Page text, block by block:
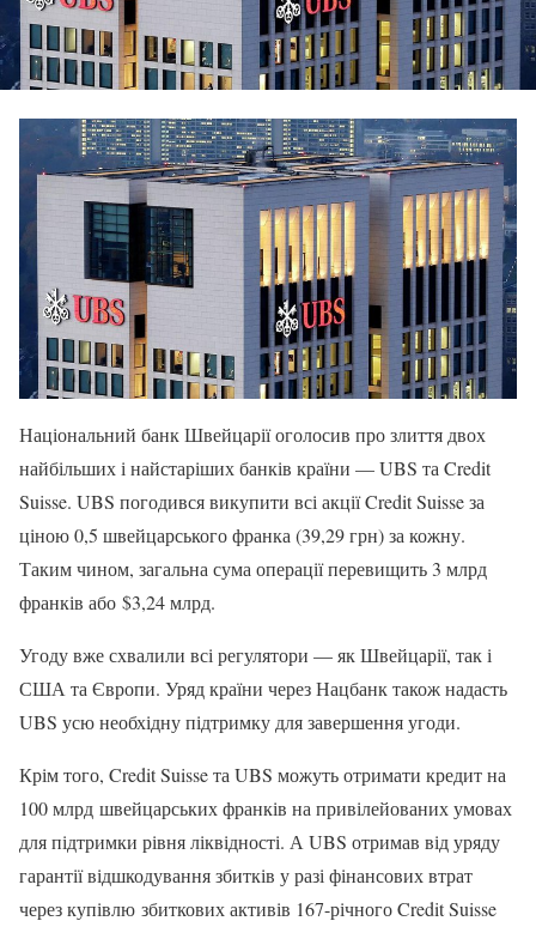
Національний банк Швейцарії оголосив про злиття двох
найбільших і найстаріших банків країни — UBS та Credit
Suisse. UBS погодився викупити всі акції Credit Suisse за
ціною 0,5 швейцарського франка (39,29 грн) за кожну.
Таким чином, загальна сума операції перевищить 3 млрд
франків або $3,24 млрд.
Угоду вже схвалили всі регулятори — як Швейцарії, так і
США та Європи. Уряд країни через Нацбанк також надасть
UBS усю необхідну підтримку для завершення угоди.
Крім того, Credit Suisse та UBS можуть отримати кредит на
100 млрд швейцарських франків на привілейованих умовах
для підтримки рівня ліквідності. А UBS отримав від уряду
гарантії відшкодування збитків у разі фінансових втрат
через купівлю збиткових активів 167-річного Credit Suisse